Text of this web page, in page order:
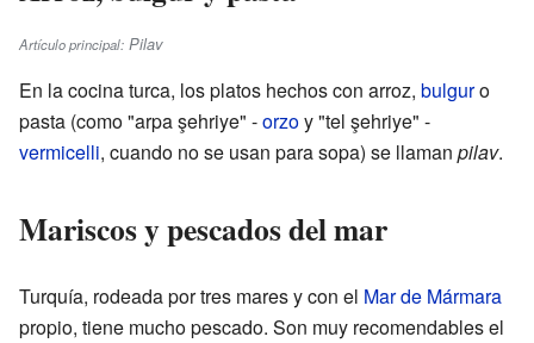
Artículo principal: Pilav
En la cocina turca, los platos hechos con arroz, bulguro
pasta (como "arpa şehriye" -orzoy "tel şehriye" -
vermicelli, cuando no se usan para sopa) se llaman pilav.
Mariscos y pescados del mar
Turquía, rodeada por tres mares y con el Mar de Mármara
propio, tiene mucho pescado. Son muy recomendables el